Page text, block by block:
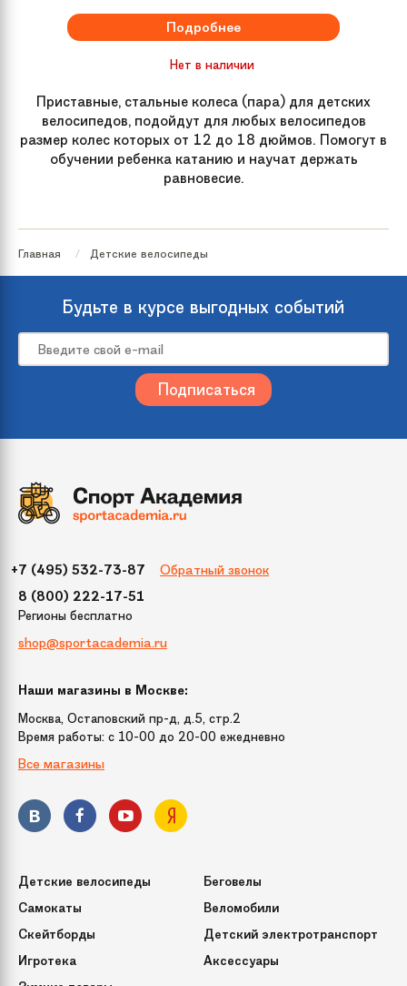
Подробнее
Нет в наличии
Приставные, стальные колеса (пара) для детских
велосипедов, подойдут для любых велосипедов
размер колес которых от 12 до 18 дюймов. Помогут в
обучении ребенка катанию и научат держать
равновесие.
Главная Детские велосипеды
Будьте в курсе выгодных событий
+7 (495) 532-73-87 Обратный звонок
8 (800) 222-17-51
Регионы бесплатно
shop@sportacademia.ru
Наши магазины в Москве:
Москва, Остаповский пр-д, д.5, стр.2
Время работы: c 10-00 до 20-00 ежедневно
Все магазины
Детские велосипеды
Беговелы
Самокаты
Веломобили
Скейтборды
Детский электротранспорт
Игротека
Аксессуары